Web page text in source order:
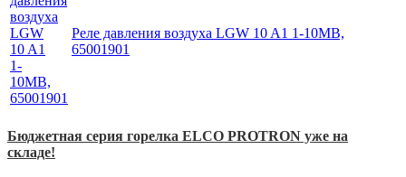
Реле давления воздуха LGW 10 A1 1-10MB,
65001901
Бюджетная серия горелка ELCO PROTRON уже на
складе!